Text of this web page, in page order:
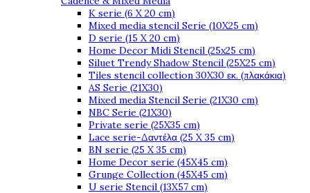
K serie (6 X 20 cm)
Mixed media stencil Serie (10X25 cm)
D serie (15 X 20 cm)
Home Decor Midi Stencil (25x25 cm)
Siluet Trendy Shadow Stencil (25X25 cm)
Tiles stencil collection 30X30 εκ. (πλακάκια)
AS Serie (21X30)
Mixed media Stencil Serie (21X30 cm)
NBC Serie (21X30)
Private serie (25X35 cm)
Lace serie-Δαντέλα (25 X 35 cm)
BN serie (25 X 35 cm)
Home Decor serie (45X45 cm)
Grunge Collection (45X45 cm)
U serie Stencil (13X57 cm)